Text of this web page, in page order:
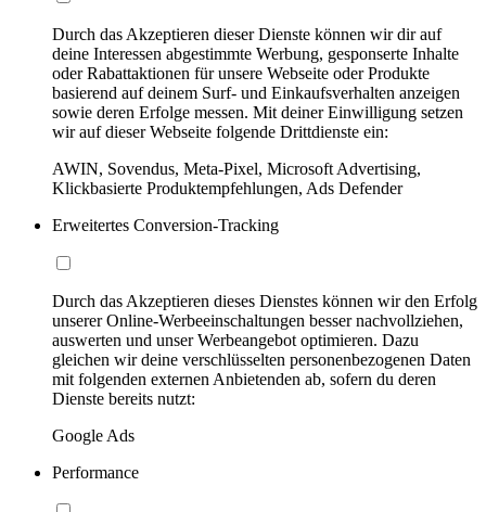
Durch das Akzeptieren dieser Dienste können wir dir auf
deine Interessen abgestimmte Werbung, gesponserte Inhalte
oder Rabattaktionen für unsere Webseite oder Produkte
basierend auf deinem Surf- und Einkaufsverhalten anzeigen
sowie deren Erfolge messen. Mit deiner Einwilligung setzen
wir auf dieser Webseite folgende Drittdienste ein:
AWIN, Sovendus, Meta-Pixel, Microsoft Advertising,
Klickbasierte Produktempfehlungen, Ads Defender
Erweitertes Conversion-Tracking
Durch das Akzeptieren dieses Dienstes können wir den Erfolg
unserer Online-Werbeeinschaltungen besser nachvollziehen,
auswerten und unser Werbeangebot optimieren. Dazu
gleichen wir deine verschlüsselten personenbezogenen Daten
mit folgenden externen Anbietenden ab, sofern du deren
Dienste bereits nutzt:
Google Ads
Performance